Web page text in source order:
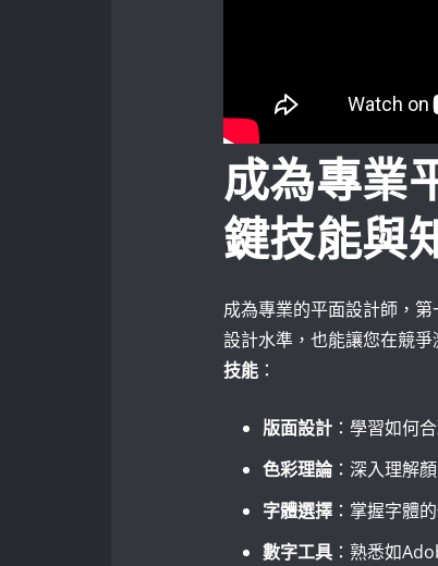
成為專業
鍵技能與
成為專業的平面設計師，
設計水準，也能讓您在競
技能 ：
版面設計 ：學習如何
色彩理論：深入理解
字體選擇 ：掌握字體
數字工具 ：熟悉如